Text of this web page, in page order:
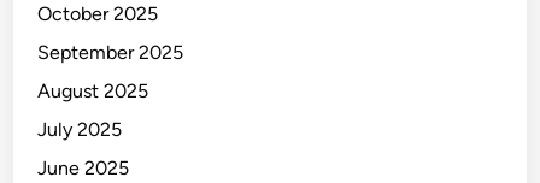
October 2025
September 2025
August 2025
July 2025
June 2025